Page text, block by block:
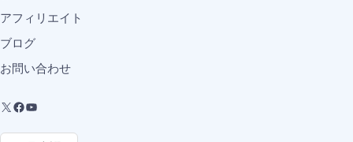
アフィリエイト
ブログ
お問い合わせ